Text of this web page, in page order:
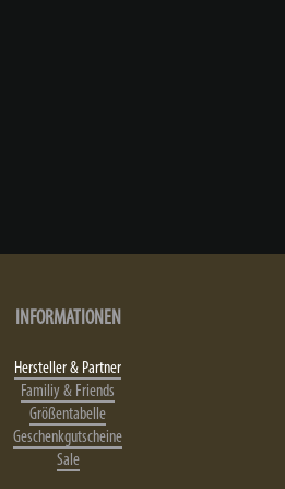
INFORMATIONEN
Hersteller & Partner
Familiy & Friends
Größentabelle
Geschenkgutscheine
Sale